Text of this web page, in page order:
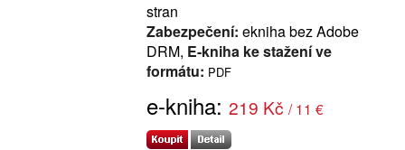
stran
Zabezpečení: ekniha bez Adobe
DRM, E-kniha ke stažení ve
formátu: PDF
e-kniha: 219 Kč / 11 €